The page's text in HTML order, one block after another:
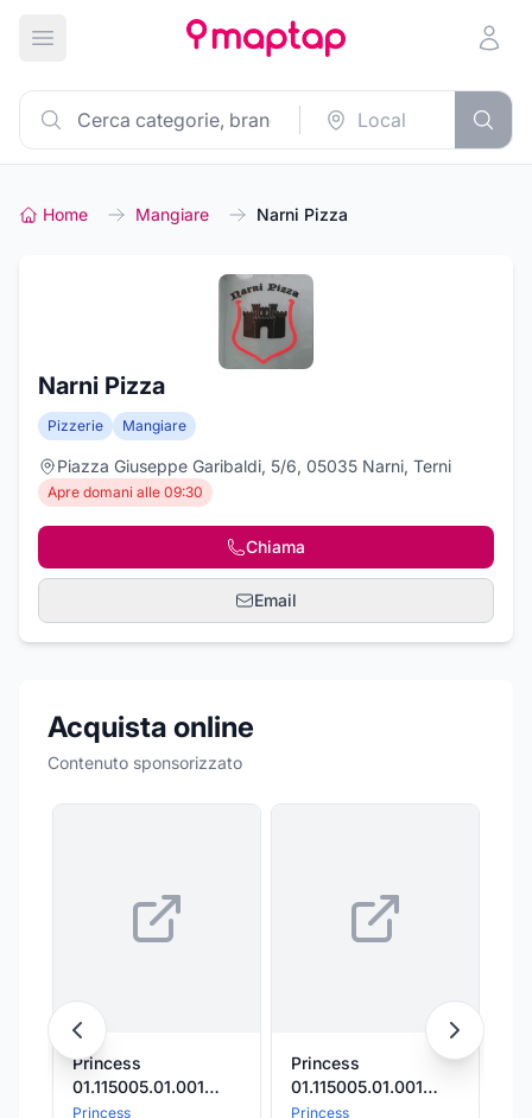
Apri menu principale
Home Mangiare Narni Pizza
Narni Pizza
Pizzerie Mangiare
Piazza Giuseppe Garibaldi, 5/6, 05035 Narni, Terni
Apre domani alle 09:30
Chiama
Email
Acquista online
Contenuto sponsorizzato
Princess
01.115005.01.001
macchina e forno per
Princess
Princess
01.115005.01.001
macchina e forno per
Princess